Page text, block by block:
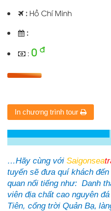
: Hồ Chí Minh
:
: 0 đ
In chương trình tour
…Hãy cùng với Saigonsea
tuyến sẽ đưa quí khách
quan nổi tiếng như: Danh
viên địa chất cao nguyên đá
Tiên, cổng trời Quản Bạ,